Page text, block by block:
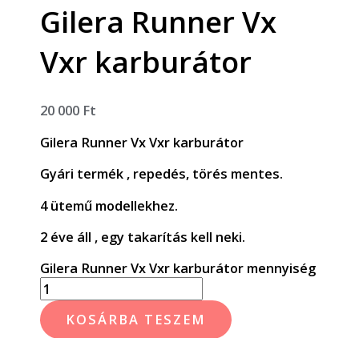
Gilera Runner Vx
Vxr karburátor
20 000 Ft
Gilera Runner Vx Vxr karburátor
Gyári termék , repedés, törés mentes.
4 ütemű modellekhez.
2 éve áll , egy takarítás kell neki.
Gilera Runner Vx Vxr karburátor mennyiség
KOSÁRBA TESZEM